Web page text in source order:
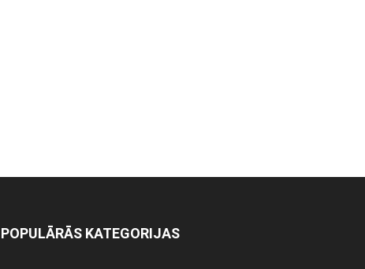
POPULĀRĀS KATEGORIJAS